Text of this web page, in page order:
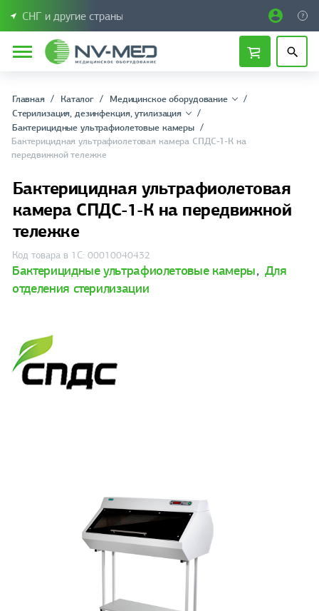
СНГ и другие страны
Главная Каталог
Медицинское оборудование
Стерилизация, дезинфекция, утилизация
Бактерицидные ультрафиолетовые камеры
Бактерицидная ультрафиолетовая камера СПДС-1-К на
передвижной тележке
Бактерицидная ультрафиолетовая
камера СПДС-1-К на передвижной
тележке
Код товара в 1С: 00010040432
Бактерицидные ультрафиолетовые камеры, Для
отделения стерилизации